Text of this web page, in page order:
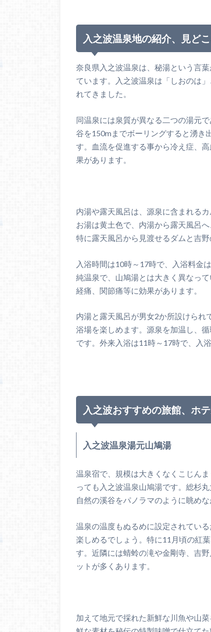
入之波温泉地の紹介、見ど
奈良県入之波温泉は、秘湯という言
ています。入之波温泉は「しおのは
れてきました。
同温泉には泉質が異なる二つの湯元
谷を150mまでボーリングすると湧き
す。血流を促進する事から冷え症、
果があります。
内湯や露天風呂は、源泉に含まれる
お湯は黄土色で、内湯から露天風呂
特に露天風呂から見渡せるダムと吉野
入浴時間は10時～17時で、入浴料金
純温泉で、山鳩湯とは大きく異なっ
経痛、関節痛等に効果があります。
内湯と露天風呂が男女2か所設けられ
浴場を楽しめます。源泉を加温し、
です。外来入浴は11時～17時で、入
入之波おすすめの旅館、ホ
入之波温泉湯元山鳩湯
温泉宿で、規模は大きくなくこじん
っても入之波温泉山鳩湯です。総杉
自然の溪谷をパノラマのように眺めな
温泉の温度もぬるめに設定されてい
楽しめるでしょう。特に11月頃の紅
す。近隣には蜻蛉の滝や金剛寺、吉
ットが多くあります。
加えて地元で採れた新鮮な川魚や山